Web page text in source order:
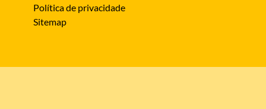
Política de privacidade
Sitemap